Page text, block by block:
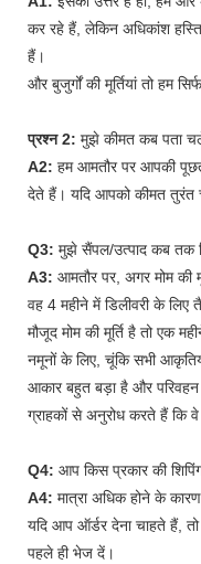
कर रहे हैं, लेकिन अधिकांश
हैं।
और बुजुर्गों की मूर्तियां तो हम
प्रश्न 2: मुझे कीमत कब पता
A2: हम आमतौर पर आपकी
देते हैं। यदि आपको कीमत तुरंत
Q3: मुझे सैंपल/उत्पाद कब तक
A3: आमतौर पर, अगर मोम की
वह 4 महीने में डिलीवरी के लिए
मौजूद मोम की मूर्ति है तो एक
नमूनों के लिए, चूंकि सभी
आकार बहुत बड़ा है और
ग्राहकों से अनुरोध करते हैं कि
Q4: आप किस प्रकार की
A4: मात्रा अधिक होने के
यदि आप ऑर्डर देना चाहते हैं,
पहले ही भेज दें।